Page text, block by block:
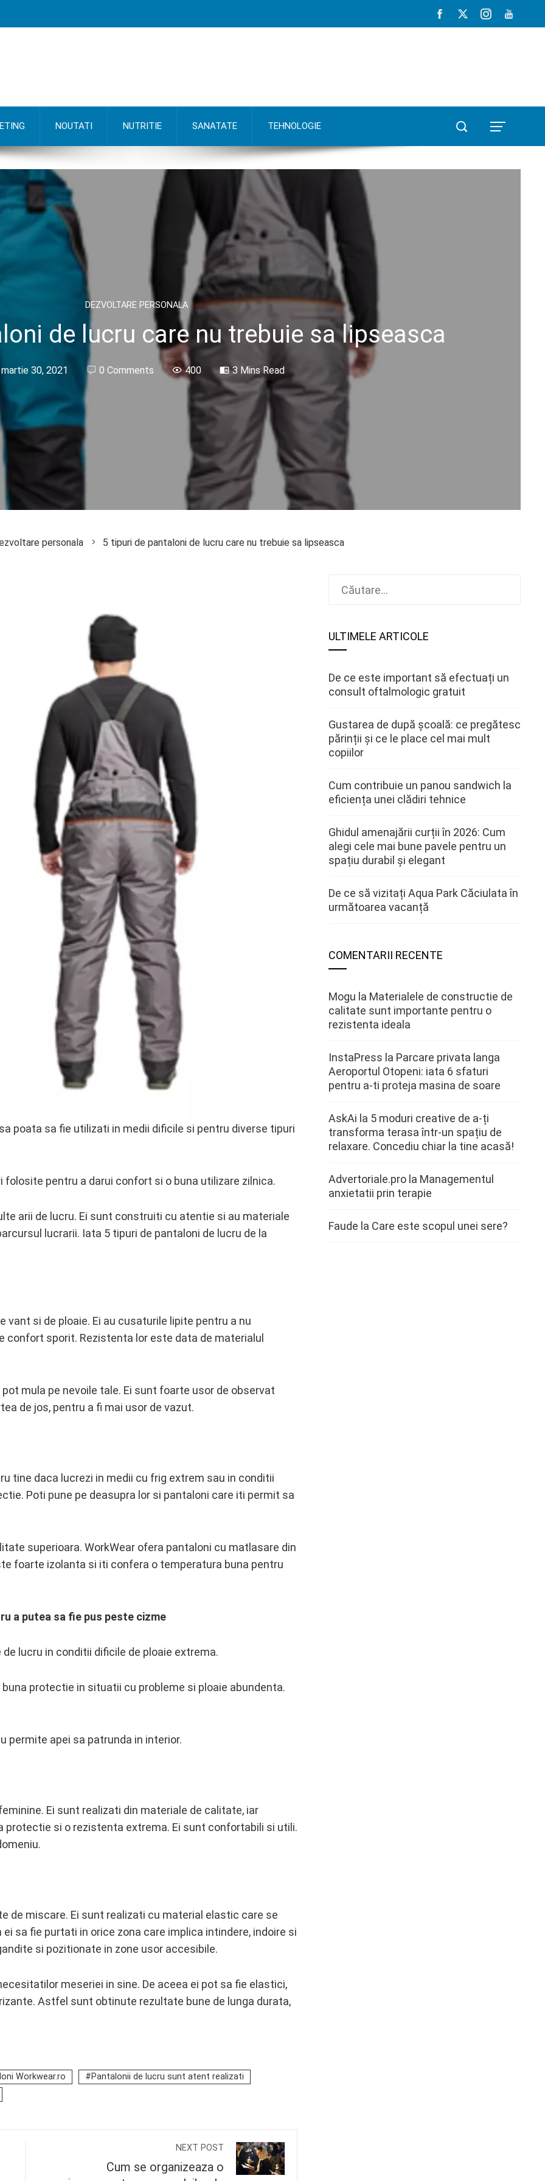
NOUTATI NUTRITIE SANATATE TEHNOLOGIE
DEZVOLTARE PERSONALA
de lucru care nu trebuie sa lipseasca
martie 30, 2021 0 Comments 400 3 Mins Read
personala 5 tipuri de pantaloni de lucru care nu trebuie sa lipseasca
poata sa fie utilizati in medii dificile si pentru diverse tipuri
pentru a darui confort si o buna utilizare zilnica.
arii de lucru. Ei sunt construiti cu atentie si au materiale
lucrarii. Iata 5 tipuri de pantaloni de lucru de la
si de ploaie. Ei au cusaturile lipite pentru a nu
confort sporit. Rezistenta lor este data de materialul
mula pe nevoile tale. Ei sunt foarte usor de observat
de jos, pentru a fi mai usor de vazut.
tine daca lucrezi in medii cu frig extrem sau in conditii
Poti pune pe deasupra lor si pantaloni care iti permit sa
superioara. WorkWear ofera pantaloni cu matlasare din
foarte izolanta si iti confera o temperatura buna pentru
a putea sa fie pus peste cizme
lucru in conditii dificile de ploaie extrema.
protectie in situatii cu probleme si ploaie abundenta.
permite apei sa patrunda in interior.
Ei sunt realizati din materiale de calitate, iar
si o rezistenta extrema. Ei sunt confortabili si utili.
de miscare. Ei sunt realizati cu material elastic care se
sa fie purtati in orice zona care implica intindere, indoire si
si pozitionate in zone usor accesibile.
meseriei in sine. De aceea ei pot sa fie elastici,
Astfel sunt obtinute rezultate bune de lunga durata,
Workwear.ro
Pantalonii de lucru sunt atent realizati
NEXT POST
Cum se organizeaza o
ULTIMELE ARTICOLE
De ce este important să efectuați un
consult oftalmologic gratuit
Gustarea de după școală: ce pregătesc
părinții și ce le place cel mai mult
copiilor
Cum contribuie un panou sandwich la
eficiența unei clădiri tehnice
Ghidul amenajării curții în 2026: Cum
alegi cele mai bune pavele pentru un
spațiu durabil și elegant
De ce să vizitați Aqua Park Căciulata în
următoarea vacanță
COMENTARII RECENTE
Mogu la Materialele de constructie de
calitate sunt importante pentru o
rezistenta ideala
InstaPress la Parcare privata langa
Aeroportul Otopeni: iata 6 sfaturi
pentru a-ti proteja masina de soare
AskAi la 5 moduri creative de a-ți
transforma terasa într-un spațiu de
relaxare. Concediu chiar la tine acasă!
Advertoriale.pro la Managementul
anxietatii prin terapie
Faude la Care este scopul unei sere?